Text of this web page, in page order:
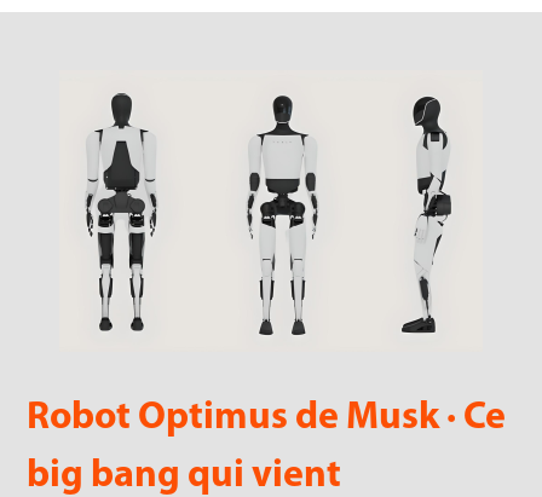
Robot Optimus de Musk · Ce
big bang qui vient